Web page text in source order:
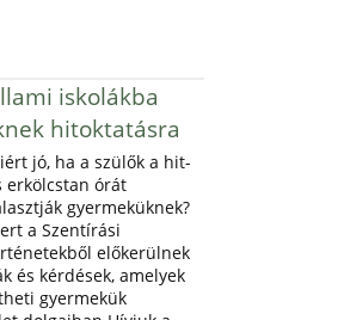
iskolákba
hitoktatásra
jó, ha a szülők a hit-
erkölcstan órát
gyermeküknek?
a Szentírási
előkerülnek
és kérdések, amelyek
gyermekük